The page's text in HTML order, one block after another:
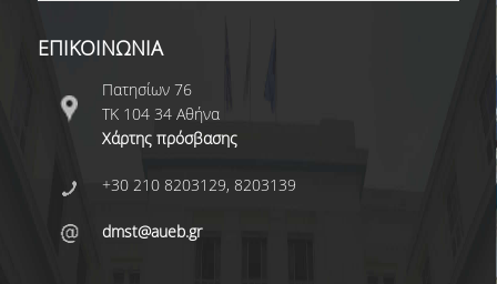
ΕΠΙΚΟΙΝΩΝΙΑ
Πατησίων 76
ΤΚ 104 34 Αθήνα
Χάρτης πρόσβασης
+30 210 8203129, 8203139
dmst@aueb.gr